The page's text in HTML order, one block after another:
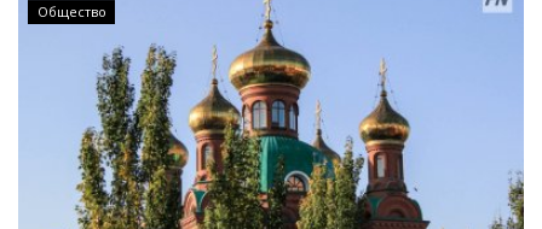
ПАВЛОДАРСКАЯ ОБЛАСТЬ
КАЗАХСТАН
СПЕЦПРОЕКТЫ
Общество